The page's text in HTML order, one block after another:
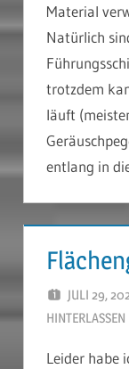
Material
Natürlich
trotzdem
läuft
entlang in
JULI 29,
HINTERLASSEN
Leider habe